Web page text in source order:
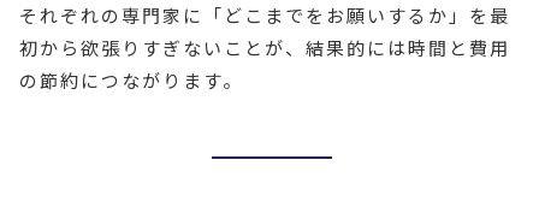
それぞれの専門家に「どこまでをお願いするか」を最
初から欲張りすぎないことが、結果的には時間と費用
の節約につながります。